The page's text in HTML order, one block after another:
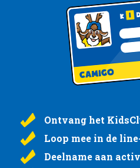
Ontvang het
Loop mee in de
Deelname aan